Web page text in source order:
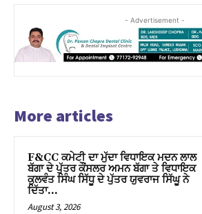
- Advertisement -
More articles
F&CC ਕਮੇਟੀ ਦਾ ਮੁੱਦਾ ਵਿਧਾਇਕ ਮਦਨ ਲਾਲ
ਬੱਗਾ ਦੇ ਪੁੱਤਰ ਕੌਂਸਲਰ ਅਮਨ ਬੱਗਾ ਤੇ ਵਿਧਾਇਕ
ਕੁਲਵੰਤ ਸਿੰਘ ਸਿੱਧੂ ਦੇ ਪੁੱਤਰ ਯੁਵਰਾਜ ਸਿੱਘੂ ਨੇ
ਦਿੱਤਾ...
August 3, 2026